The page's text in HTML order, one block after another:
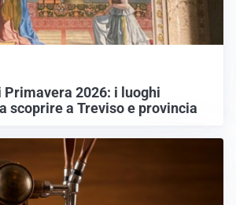
Primavera 2026: i luoghi
scoprire a Treviso e provincia